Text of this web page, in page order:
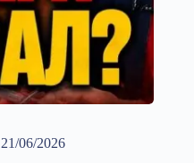
21/06/2026